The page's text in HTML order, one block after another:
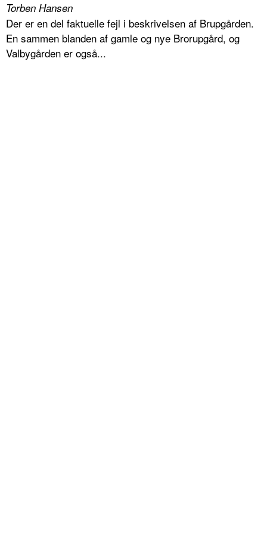
Torben Hansen
Der er en del faktuelle fejl i beskrivelsen af Brupgården.
En sammen blanden af gamle og nye Brorupgård, og
Valbygården er også...